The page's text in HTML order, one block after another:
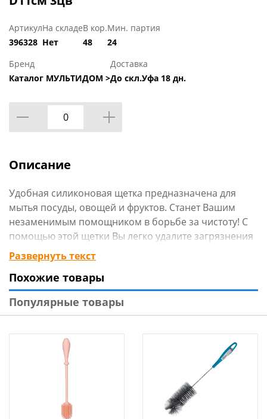
Артикул
396328
На складе
Нет
В кор.
48
Мин. партия
24
Бренд
Каталог МУЛЬТИДОМ >
Доставка
До скл.Уфа 18 дн.
Описание
Удобная силиконовая щетка предназначена для
мытья посуды, овощей и фруктов. Станет Вашим
незаменимым помощником в борьбе за чистоту! С
помощью этой щетки Вы легко удалите загрязнения
с овощей и фруктов, а также вымоете любую посуду.
Мягкие силиконовые щетинки не царапают
антипригарные поверхности и отлично удаляют
загрязнения.
Силиконовые щетки легко моются, их даже можно
вероятность размножения бактерий.
Изготовлена из силикона. Диаметр 11см.
Развернуть текст
Похожие товары
Популярные товары